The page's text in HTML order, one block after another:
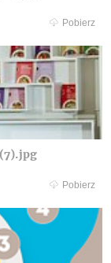
Pobierz
Pobierz